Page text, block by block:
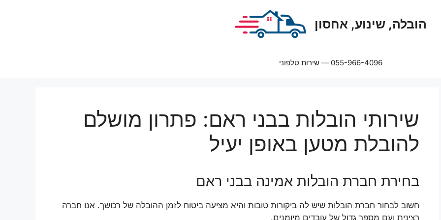
הובלה, שינוע, אחסון
055-966-4096 — שירות טלפוני
שירותי הובלות בבני ראם: פתרון מושלם
להובלת מטען באופן יעיל
בחירת חברת הובלות אמינה בבני ראם
חשוב לבחור חברת הובלות שיש לה ביקורות טובות והיא מציעה ביטוח לזמן ההובלה של רכושך. אנו חברה
רצינית ועם מספר גדול של עובדים מיומנים.